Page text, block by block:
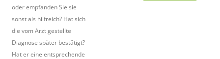
oder empfanden Sie sie
sonst als hilfreich? Hat sich
die vom Arzt gestellte
Diagnose später bestätigt?
Hat er eine entsprechende